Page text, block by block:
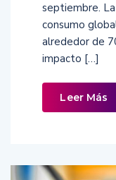
septiembre.
consumo
alrededor de
impacto […]
Leer Más